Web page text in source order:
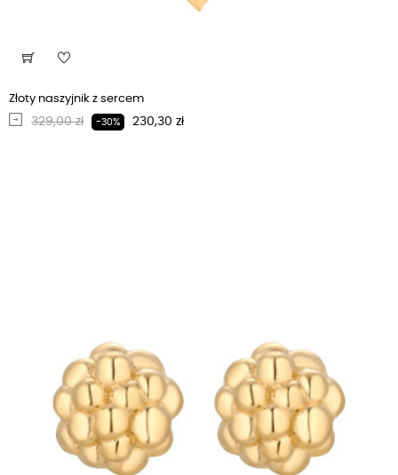
Złoty naszyjnik z sercem
Regularna cena
329,00 zł -30% Cena
230,30 zł